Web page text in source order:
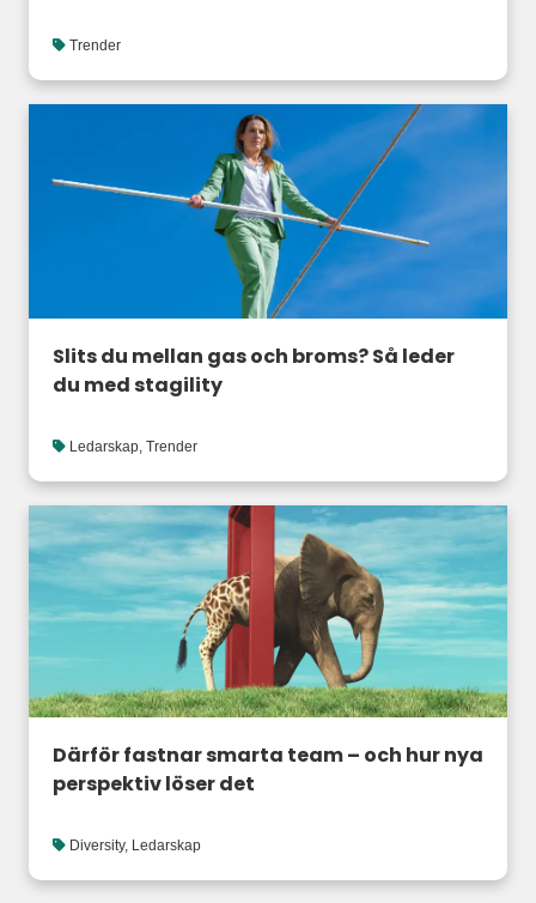
Trender
Slits du mellan gas och broms? Så leder
du med stagility
Ledarskap Trender
Därför fastnar smarta team – och hur nya
perspektiv löser det
Diversity, Ledarskap